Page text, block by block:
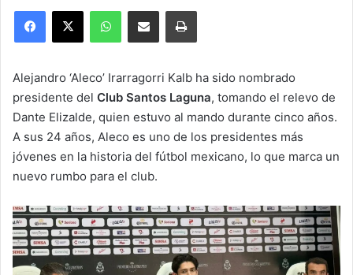
Facebook
X WhatsAppCompartir por correo electrónicoImprimir
Alejandro ‘Aleco’ Irarragorri Kalb ha sido nombrado
presidente del Club Santos Laguna, tomando el relevo de
Dante Elizalde, quien estuvo al mando durante cinco años.
A sus 24 años, Aleco es uno de los presidentes más
jóvenes en la historia del fútbol mexicano, lo que marca un
nuevo rumbo para el club.